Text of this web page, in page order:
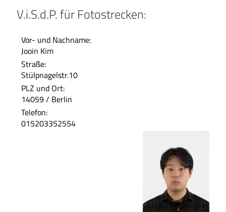
V.i.S.d.P. für Fotostrecken:
Vor- und Nachname:
Jooin Kim
Straße:
Stülpnagelstr.10
PLZ und Ort:
14059 / Berlin
Telefon:
015203352554